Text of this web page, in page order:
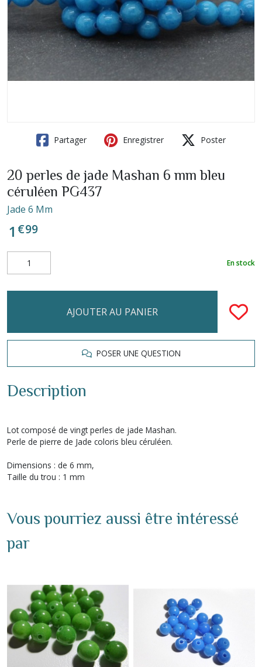
Partager Enregistrer Poster
20 perles de jade Mashan 6 mm bleu
céruléen PG437
Jade 6 Mm
1 €99
En stock
AJOUTER AU PANIER
POSER UNE QUESTION
Description
Lot composé de vingt perles de jade Mashan.
Perle de pierre de Jade coloris bleu céruléen.
Dimensions : de 6 mm,
Taille du trou : 1 mm
Vous pourriez aussi être intéressé
par